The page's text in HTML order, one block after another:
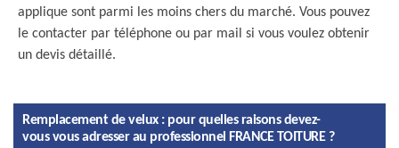
applique sont parmi les moins chers du marché. Vous pouvez
le contacter par téléphone ou par mail si vous voulez obtenir
un devis détaillé.
Remplacement de velux : pour quelles raisons devez-
vous vous adresser au professionnel FRANCE TOITURE ?